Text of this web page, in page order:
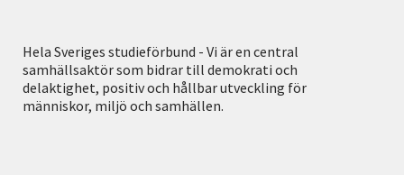
Hela Sveriges studieförbund - Vi är en central
samhällsaktör som bidrar till demokrati och
delaktighet, positiv och hållbar utveckling för
människor, miljö och samhällen.